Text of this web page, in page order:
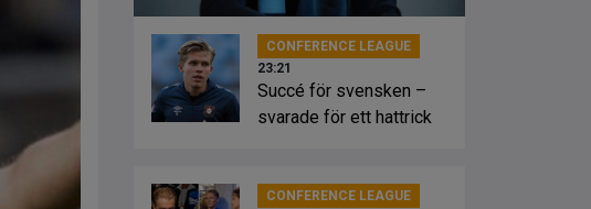
CONFERENCE LEAGUE
23:21
Succé för svensken –
svarade för ett hattrick
CONFERENCE LEAGUE